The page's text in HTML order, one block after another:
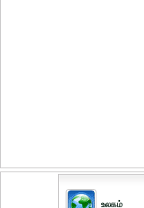
உலகம்